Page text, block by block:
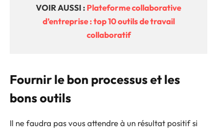
VOIR AUSSI : Plateforme collaborative
d’entreprise : top 10 outils de travail
collaboratif
Fournir le bon processus et les
bons outils
Il ne faudra pas vous attendre à un résultat positif si